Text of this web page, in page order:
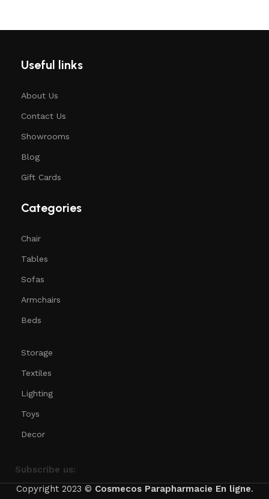
Useful links
About Us
Contact Us
Showrooms
Blog
Gift Cards
Categories
Chair
Tables
Sofas
Armchairs
Beds
Storage
Textiles
Lighting
Toys
Decor
Subscribe us:
Copyright 2023 © CosmecosParapharmacie En ligne.